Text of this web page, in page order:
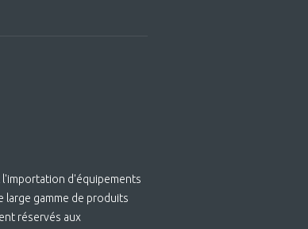
l'importation d'équipements
large gamme de produits
réservés aux